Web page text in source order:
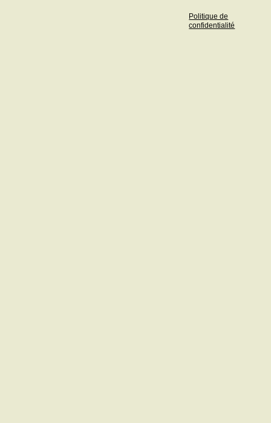
Politique de
confidentialité